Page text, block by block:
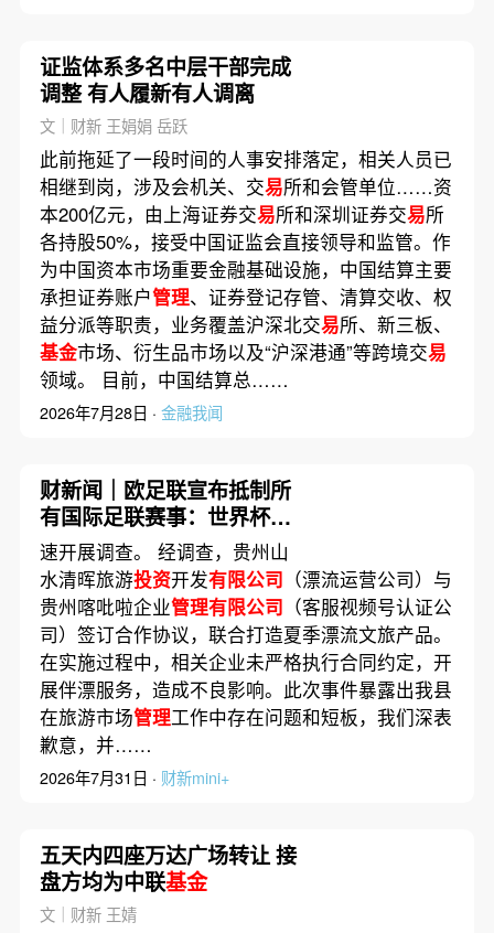
证监体系多名中层干部完成
调整 有人履新有人调离
文｜财新 王娟娟 岳跃
此前拖延了一段时间的人事安排落定，相关人员已
相继到岗，涉及会机关、交易所和会管单位……资
本200亿元，由上海证券交易所和深圳证券交易所
各持股50%，接受中国证监会直接领导和监管。作
为中国资本市场重要金融基础设施，中国结算主要
承担证券账户管理、证券登记存管、清算交收、权
益分派等职责，业务覆盖沪深北交易所、新三板、
基金市场、衍生品市场以及“沪深港通”等跨境交易
领域。 目前，中国结算总……
2026年7月28日 · 金融我闻
财新闻｜欧足联宣布抵制所
有国际足联赛事：世界杯并
非商品
速开展调查。 经调查，贵州山
水清晖旅游投资开发有限公司 （漂流运营公司）与
贵州喀吡啦企业管理有限公司 （客服视频号认证公
司）签订合作协议，联合打造夏季漂流文旅产品。
在实施过程中，相关企业未严格执行合同约定，开
展伴漂服务，造成不良影响。此次事件暴露出我县
在旅游市场管理工作中存在问题和短板，我们深表
歉意，并……
2026年7月31日 · 财新mini+
五天内四座万达广场转让 接
盘方均为中联基金
文｜财新 王婧